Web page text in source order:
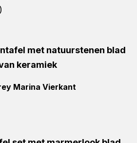
Marina Vierkant